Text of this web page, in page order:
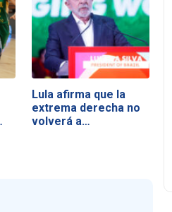
Lula afirma que la
extrema derecha no
volverá a…